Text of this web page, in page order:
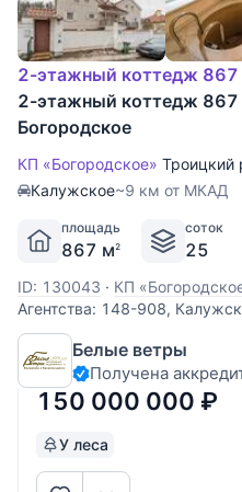
2-этажный коттедж 867
2-этажный коттедж 867
Богородское
КП «Богородское» Троицкий
Калужское~9 км от МКАД
площадь
867 м2
соток
25
ID: 130043 · КП
Агентства: 148-908,
Богородское КП (Городище).
обжитом коттеджном
престижном месте
соснового и
Белые ветры
Получена
150 000 000 ₽
У леса